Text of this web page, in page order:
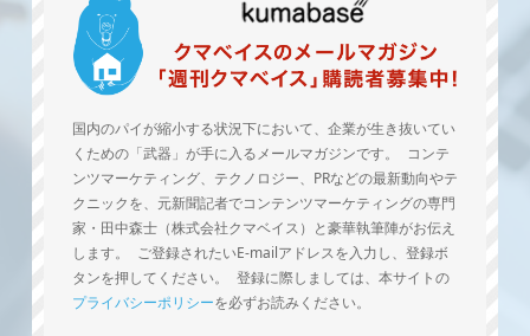
国内のパイが縮小する状況下において、企業が生き抜いてい
くための「武器」が手に入るメールマガジンです。 コンテ
ンツマーケティング、テクノロジー、PRなどの最新動向やテ
クニックを、元新聞記者でコンテンツマーケティングの専門
家・田中森士（株式会社クマベイス）と豪華執筆陣がお伝え
します。 ご登録されたいE-mailアドレスを入力し、登録ボ
タンを押してください。 登録に際しましては、本サイトの
プライバシーポリシーを必ずお読みください。